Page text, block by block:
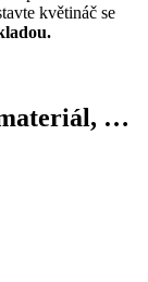
květináč se
…